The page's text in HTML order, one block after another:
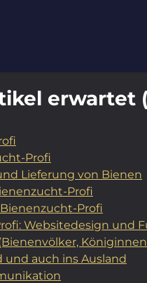
erwartet
Profi
Lieferung von Bienen
Profi
Profi
Websitedesign und
auch ins Ausland